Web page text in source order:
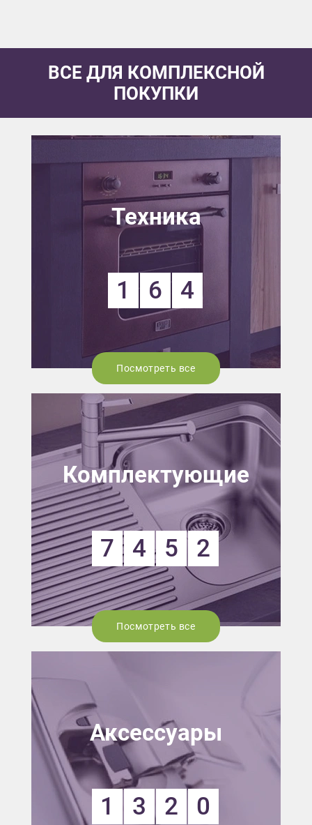
ВСЕ ДЛЯ КОМПЛЕКСНОЙ
ПОКУПКИ
Техника
1 6 4
Посмотреть все
Комплектующие
7 4 5 2
Посмотреть все
Аксессуары
1 3 2 0